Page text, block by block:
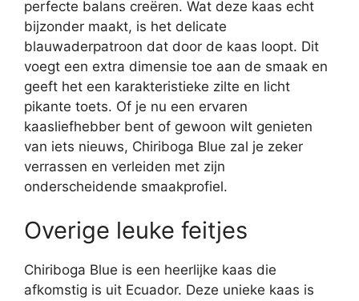
perfecte balans creëren. Wat deze kaas echt
bijzonder maakt, is het delicate
blauwaderpatroon dat door de kaas loopt. Dit
voegt een extra dimensie toe aan de smaak en
geeft het een karakteristieke zilte en licht
pikante toets. Of je nu een ervaren
kaasliefhebber bent of gewoon wilt genieten
van iets nieuws, Chiriboga Blue zal je zeker
verrassen en verleiden met zijn
onderscheidende smaakprofiel.
Overige leuke feitjes
Chiriboga Blue is een heerlijke kaas die
afkomstig is uit Ecuador. Deze unieke kaas is